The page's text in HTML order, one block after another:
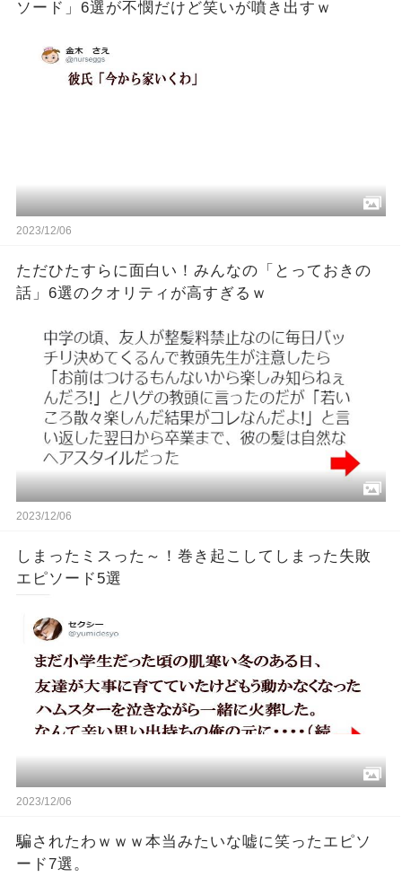
ソード」6選が不憫だけど笑いが噴き出すｗ
2023/12/06
ただひたすらに面白い！みんなの「とっておきの
話」6選のクオリティが高すぎるｗ
2023/12/06
しまったミスった～！巻き起こしてしまった失敗
エピソード5選
2023/12/06
騙されたわｗｗｗ本当みたいな嘘に笑ったエピソ
ード7選。